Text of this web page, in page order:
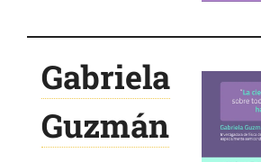
Gabriela
Guzmán